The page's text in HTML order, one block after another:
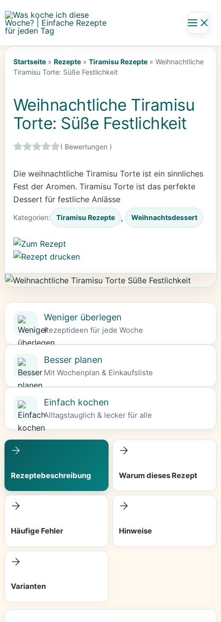
Inhalt
springen
Startseite» Rezepte» Tiramisu Rezepte» Weihnachtliche
Tiramisu Torte: Süße Festlichkeit
Weihnachtliche Tiramisu
Torte: Süße Festlichkeit
( Bewertungen )
Die weihnachtliche Tiramisu Torte ist ein sinnliches
Fest der Aromen. Tiramisu Torte ist das perfekte
Dessert für festliche Anlässe
Kategorien: Tiramisu Rezepte , Weihnachtsdessert
Weniger überlegen
Rezeptideen für jede Woche
Besser planen
Mit Wochenplan & Einkaufsliste
Einfach kochen
Alltagstauglich & lecker für alle
Rezeptebeschreibung Warum dieses Rezept
Häufige Fehler Hinweise
Varianten